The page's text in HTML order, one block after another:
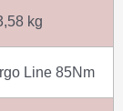
kg
Line 85Nm